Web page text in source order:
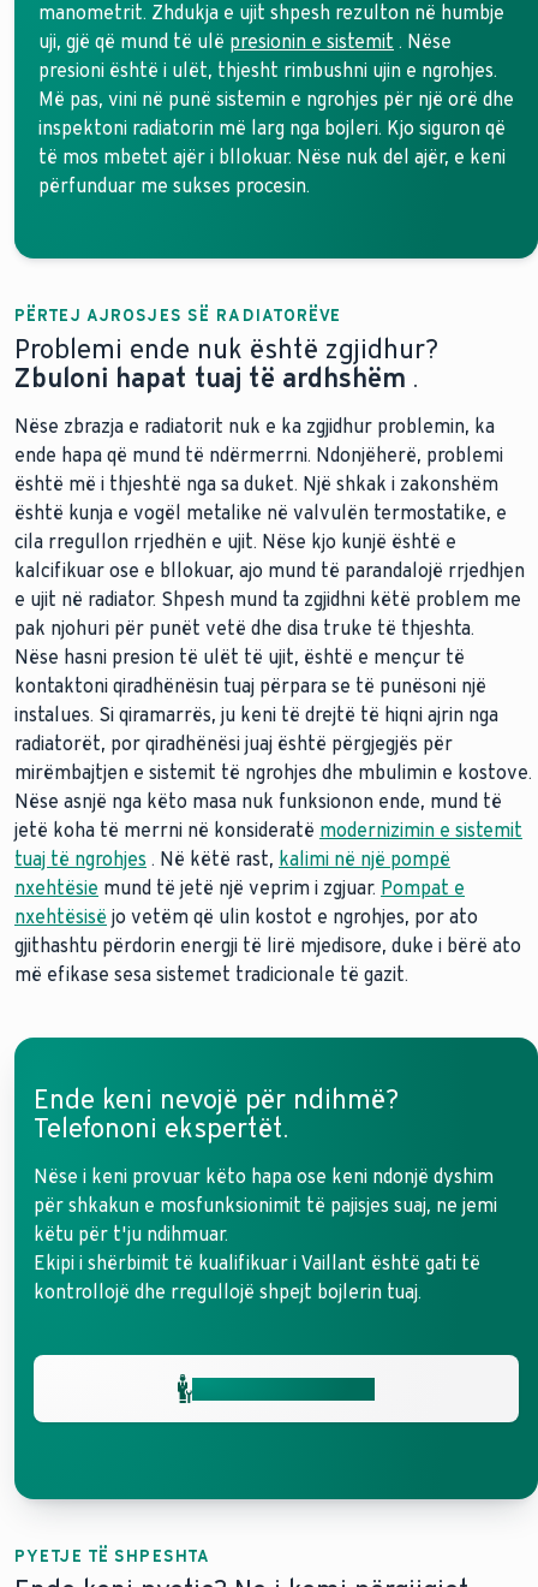
manometrit. Zhdukja e ujit shpesh rezulton në humbje
uji, gjë që mund të ulë presionin e sistemit . Nëse
presioni është i ulët, thjesht rimbushni ujin e ngrohjes.
Më pas, vini në punë sistemin e ngrohjes për një orë dhe
inspektoni radiatorin më larg nga bojleri. Kjo siguron që
të mos mbetet ajër i bllokuar. Nëse nuk del ajër, e keni
përfunduar me sukses procesin.
PËRTEJ AJROSJES SË RADIATORËVE
Problemi ende nuk është zgjidhur?
Zbuloni hapat tuaj të ardhshëm .
Nëse zbrazja e radiatorit nuk e ka zgjidhur problemin, ka
ende hapa që mund të ndërmerrni. Ndonjëherë, problemi
është më i thjeshtë nga sa duket. Një shkak i zakonshëm
është kunja e vogël metalike në valvulën termostatike, e
cila rregullon rrjedhën e ujit. Nëse kjo kunjë është e
kalcifikuar ose e bllokuar, ajo mund të parandalojë rrjedhjen
e ujit në radiator. Shpesh mund ta zgjidhni këtë problem me
pak njohuri për punët vetë dhe disa truke të thjeshta.
Nëse hasni presion të ulët të ujit, është e mençur të
kontaktoni qiradhënësin tuaj përpara se të punësoni një
instalues. Si qiramarrës, ju keni të drejtë të hiqni ajrin nga
radiatorët, por qiradhënësi juaj është përgjegjës për
mirëmbajtjen e sistemit të ngrohjes dhe mbulimin e kostove.
Nëse asnjë nga këto masa nuk funksionon ende, mund të
jetë koha të merrni në konsideratë modernizimin e sistemit
tuaj të ngrohjes . Në këtë rast, kalimi në një pompë
nxehtësie mund të jetë një veprim i zgjuar. Pompat e
nxehtësisë jo vetëm që ulin kostot e ngrohjes, por ato
gjithashtu përdorin energji të lirë mjedisore, duke i bërë ato
më efikase sesa sistemet tradicionale të gazit.
Ende keni nevojë për ndihmë?
Telefononi ekspertët.
Nëse i keni provuar këto hapa ose keni ndonjë dyshim
për shkakun e mosfunksionimit të pajisjes suaj, ne jemi
këtu për t'ju ndihmuar.
Ekipi i shërbimit të kualifikuar i Vaillant është gati të
kontrollojë dhe rregullojë shpejt bojlerin tuaj.
Merrni ndihmë shpejt
PYETJE TË SHPESHTA